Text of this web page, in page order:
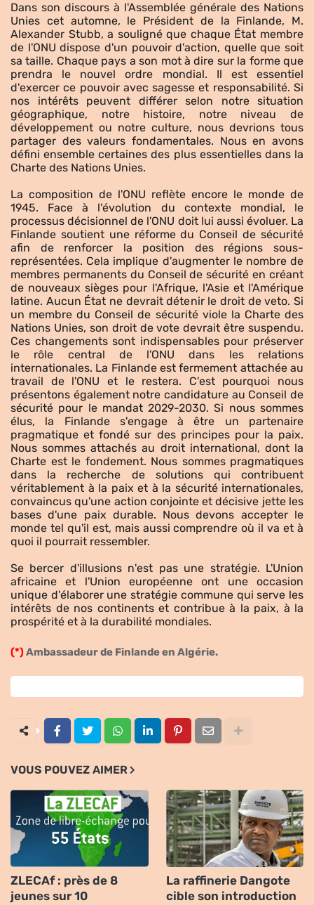
Dans son discours à l'Assemblée générale des Nations
Unies cet automne, le Président de la Finlande, M.
Alexander Stubb, a souligné que chaque État membre
de l'ONU dispose d'un pouvoir d'action, quelle que soit
sa taille. Chaque pays a son mot à dire sur la forme que
prendra le nouvel ordre mondial. Il est essentiel
d'exercer ce pouvoir avec sagesse et responsabilité. Si
nos intérêts peuvent différer selon notre situation
géographique, notre histoire, notre niveau de
développement ou notre culture, nous devrions tous
partager des valeurs fondamentales. Nous en avons
défini ensemble certaines des plus essentielles dans la
Charte des Nations Unies.
La composition de l'ONU reflète encore le monde de
1945. Face à l'évolution du contexte mondial, le
processus décisionnel de l'ONU doit lui aussi évoluer. La
Finlande soutient une réforme du Conseil de sécurité
afin de renforcer la position des régions sous-
représentées. Cela implique d'augmenter le nombre de
membres permanents du Conseil de sécurité en créant
de nouveaux sièges pour l'Afrique, l'Asie et l'Amérique
latine. Aucun État ne devrait détenir le droit de veto. Si
un membre du Conseil de sécurité viole la Charte des
Nations Unies, son droit de vote devrait être suspendu.
Ces changements sont indispensables pour préserver
le rôle central de l'ONU dans les relations
internationales. La Finlande est fermement attachée au
travail de l'ONU et le restera. C'est pourquoi nous
présentons également notre candidature au Conseil de
sécurité pour le mandat 2029-2030. Si nous sommes
élus, la Finlande s'engage à être un partenaire
pragmatique et fondé sur des principes pour la paix.
Nous sommes attachés au droit international, dont la
Charte est le fondement. Nous sommes pragmatiques
dans la recherche de solutions qui contribuent
véritablement à la paix et à la sécurité internationales,
convaincus qu'une action conjointe et décisive jette les
bases d'une paix durable. Nous devons accepter le
monde tel qu'il est, mais aussi comprendre où il va et à
quoi il pourrait ressembler.
Se bercer d'illusions n'est pas une stratégie. L'Union
africaine et l'Union européenne ont une occasion
unique d'élaborer une stratégie commune qui serve les
intérêts de nos continents et contribue à la paix, à la
prospérité et à la durabilité mondiales.
(*)Ambassadeur de Finlande en Algérie.
VOUS POUVEZ AIMER
ZLECAf : près de 8
jeunes sur 10
La raffinerie Dangote
cible son introduction